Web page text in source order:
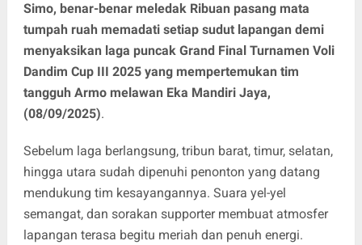
Simo, benar-benar meledak Ribuan pasang mata
tumpah ruah memadati setiap sudut lapangan demi
menyaksikan laga puncak Grand Final Turnamen Voli
Dandim Cup III 2025 yang mempertemukan tim
tangguh Armo melawan Eka Mandiri Jaya,
(08/09/2025).
Sebelum laga berlangsung, tribun barat, timur, selatan,
hingga utara sudah dipenuhi penonton yang datang
mendukung tim kesayangannya. Suara yel-yel
semangat, dan sorakan supporter membuat atmosfer
lapangan terasa begitu meriah dan penuh energi.